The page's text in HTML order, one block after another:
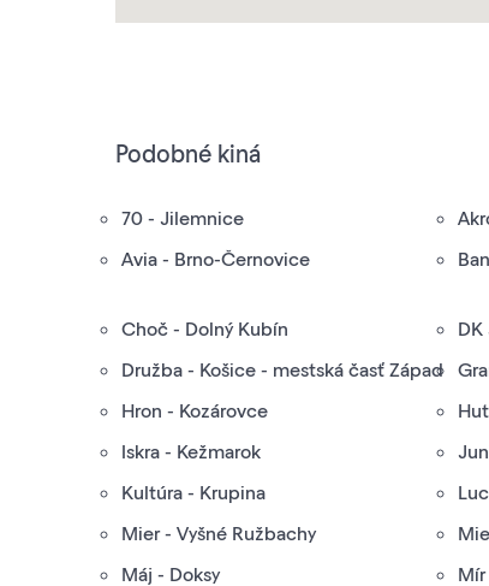
Podobné kiná
70 - Jilemnice
Avia - Brno-Černovice
Choč - Dolný Kubín DK
Družba - Košice - mestská časť Západ
Hron - Kozárovce
Iskra - Kežmarok
Kultúra - Krupina
Mier - Vyšné Ružbachy
Máj - Doksy